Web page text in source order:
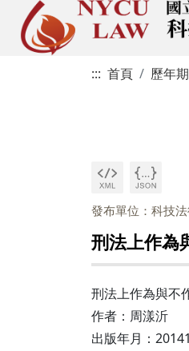
::: 首頁 歷年
發布單位：科技
刑法上作為
刑法上作為與
作者：周漾沂
出版年月：